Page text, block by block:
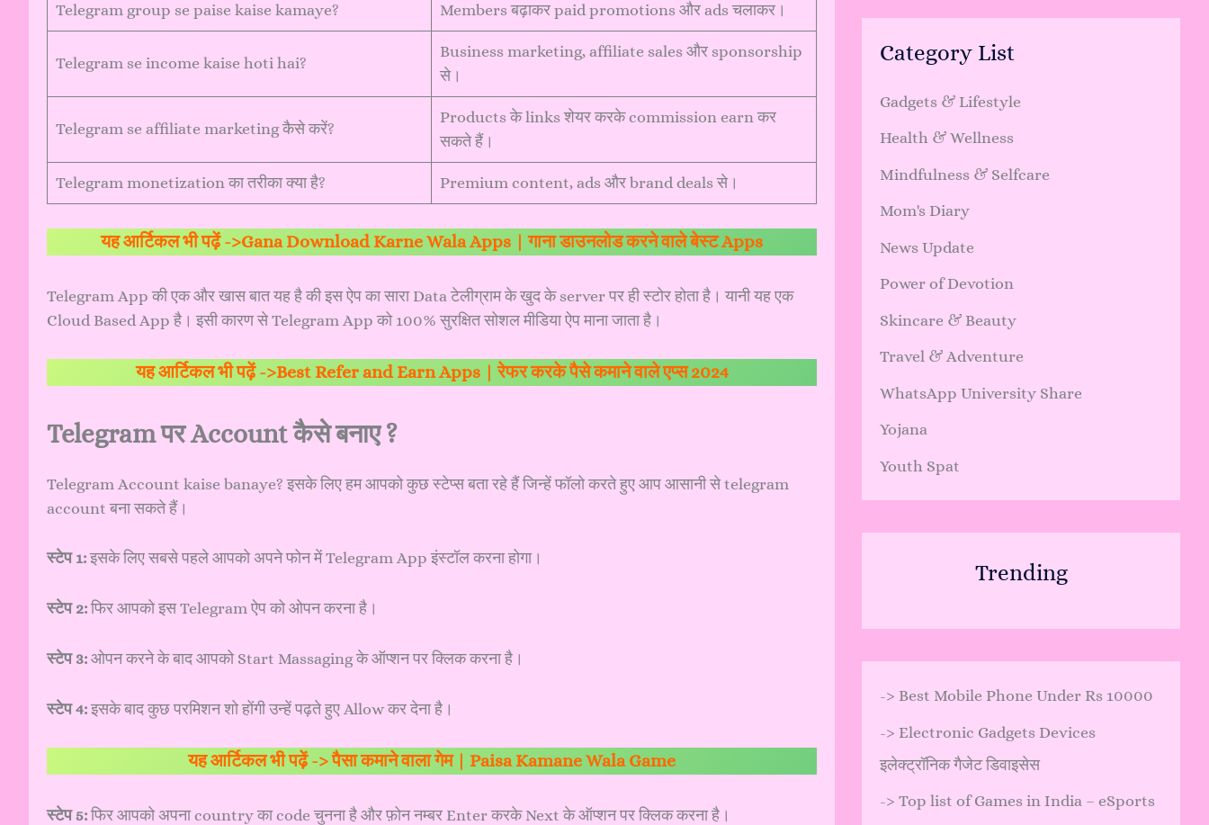
Telegram group se paise kaise kamaye? Members बढ़ाकर paid promotions और ads चलाकर।
Telegram se income kaise hoti hai?
Business marketing, affiliate sales और sponsorship
से।
Telegram se affiliate marketing कैसे करें?
Products के links शेयर करके commission earn कर
सकते हैं।
Telegram monetization का तरीका क्या है? Premium content, ads और brand deals से।
यह आर्टिकल भी पढ़ें ->Gana Download Karne Wala Apps | गाना डाउनलोड करने वाले बेस्ट Apps
Telegram App की एक और खास बात यह है की इस ऐप का सारा Data टेलीग्राम के खुद के server पर ही स्टोर होता है। यानी यह एक
Cloud Based App है। इसी कारण से Telegram App को 100% सुरक्षित सोशल मीडिया ऐप माना जाता है।
यह आर्टिकल भी पढ़ें ->Best Refer and Earn Apps | रेफर करके पैसे कमाने वाले एप्स 2024
Telegram पर Account कैसे बनाए ?
Telegram Account kaise banaye? इसके लिए हम आपको कुछ स्टेप्स बता रहे हैं जिन्हें फॉलो करते हुए आप आसानी से telegram
account बना सकते हैं।
स्टेप 1:इसके लिए सबसे पहले आपको अपने फोन में Telegram App इंस्टॉल करना होगा।
स्टेप 2:फिर आपको इस Telegram ऐप को ओपन करना है।
स्टेप 3: ओपन करने के बाद आपको Start Massaging के ऑप्शन पर क्लिक करना है।
स्टेप 4:इसके बाद कुछ परमिशन शो होंगी उन्हें पढ़ते हुए Allow कर देना है।
यह आर्टिकल भी पढ़ें ->पैसा कमाने वाला गेम | Paisa Kamane Wala Game
स्टेप 5:फिर आपको अपना country का code चुनना है और फ़ोन नम्बर Enter करके Next के ऑप्शन पर क्लिक करना है।
Category List
Gadgets & Lifestyle
Health & Wellness
Mindfulness & Selfcare
Mom's Diary
News Update
Power of Devotion
Skincare & Beauty
Travel & Adventure
WhatsApp University Share
Yojana
Youth Spat
Trending
-> Best Mobile Phone Under Rs 10000
-> Electronic Gadgets Devices
इलेक्ट्रॉनिक गैजेट डिवाइसेस
-> Top list of Games in India – eSports